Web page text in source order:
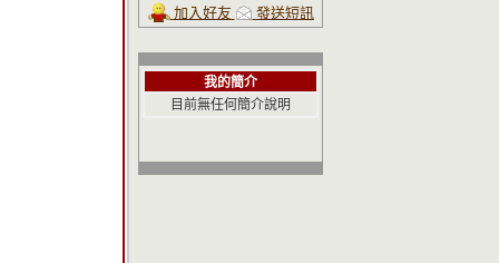
加入好友 發送短訊
我的簡介
目前無任何簡介說明